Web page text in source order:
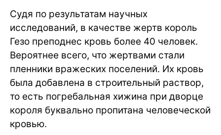
Судя по результатам научных
исследований, в качестве жертв король
Гезо преподнес кровь более 40 человек.
Вероятнее всего, что жертвами стали
пленники вражеских поселений. Их кровь
была добавлена в строительный раствор,
то есть погребальная хижина при дворце
короля буквально пропитана человеческой
кровью.